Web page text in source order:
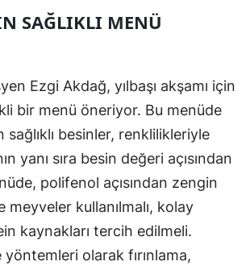
SAĞLIKLI MENÜ
Ezgi Akdağ, yılbaşı akşamı için
bir menü öneriyor. Bu menüde
besinler, renklilikleriyle
yanı sıra besin değeri açısından
polifenol açısından zengin
meyveler kullanılmalı, kolay
kaynakları tercih edilmeli.
yöntemleri olarak fırınlama,